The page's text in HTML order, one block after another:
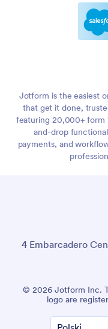
Jotform is the easiest
that get it done,
featuring 20,000+ form
and-drop
payments, and
4 Embarcadero
© 2026 Jotform Inc.
logo are